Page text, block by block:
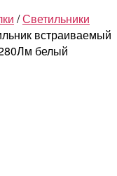
/Светильники
встраиваемый
белый